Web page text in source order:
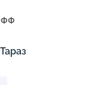
Тараз